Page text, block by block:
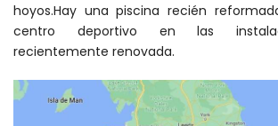
hoyos.Hay una piscina recién
centro deportivo en las
recientemente renovada.